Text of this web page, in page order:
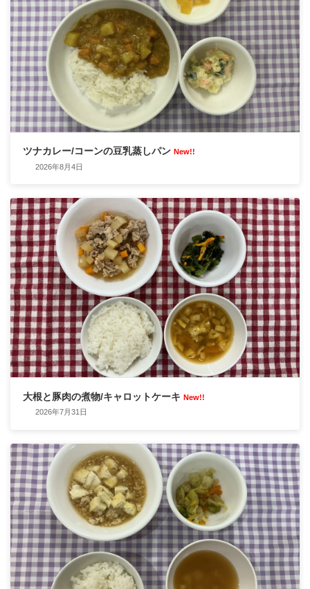
ツナカレー/コーンの豆乳蒸しパン New!!
2026年8月4日
大根と豚肉の煮物/キャロットケーキ New!!
2026年7月31日